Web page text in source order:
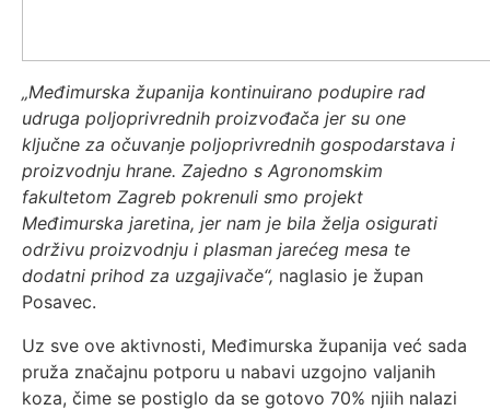
„Međimurska županija kontinuirano podupire rad
udruga poljoprivrednih proizvođača jer su one
ključne za očuvanje poljoprivrednih gospodarstava i
proizvodnju hrane. Zajedno s Agronomskim
fakultetom Zagreb pokrenuli smo projekt
Međimurska jaretina, jer nam je bila želja osigurati
održivu proizvodnju i plasman jarećeg mesa te
dodatni prihod za uzgajivače“, naglasio je župan
Posavec.
Uz sve ove aktivnosti, Međimurska županija već sada
pruža značajnu potporu u nabavi uzgojno valjanih
koza, čime se postiglo da se gotovo 70% njiih nalazi